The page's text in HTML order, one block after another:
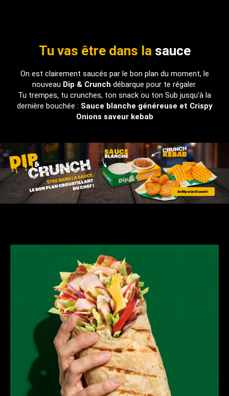
Tu vas être dans la sauce
On est clairement saucés par le bon plan du moment, le
nouveau Dip & Crunch débarque pour te régaler.
Tu trempes, tu crunches, ton snack ou ton Sub jusqu'à la
dernière bouchée : Sauce blanche généreuse et Crispy
Onions saveur kebab